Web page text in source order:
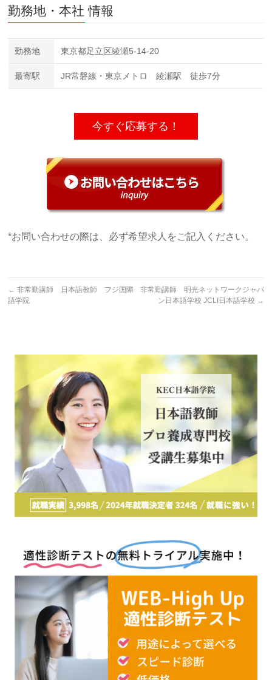
勤務地・本社 情報
勤務地 東京都足立区綾瀬5-14-20
最寄駅 JR常磐線・東京メトロ 綾瀬駅 徒歩7分
今すぐ応募する！
*お問い合わせの際は、必ず希望求人をご記入ください。
← 非常勤講師 日本語教師 フジ国際
語学院
非常勤講師 明光ネットワークジャパ
ン日本語学校 JCLI日本語学校 →